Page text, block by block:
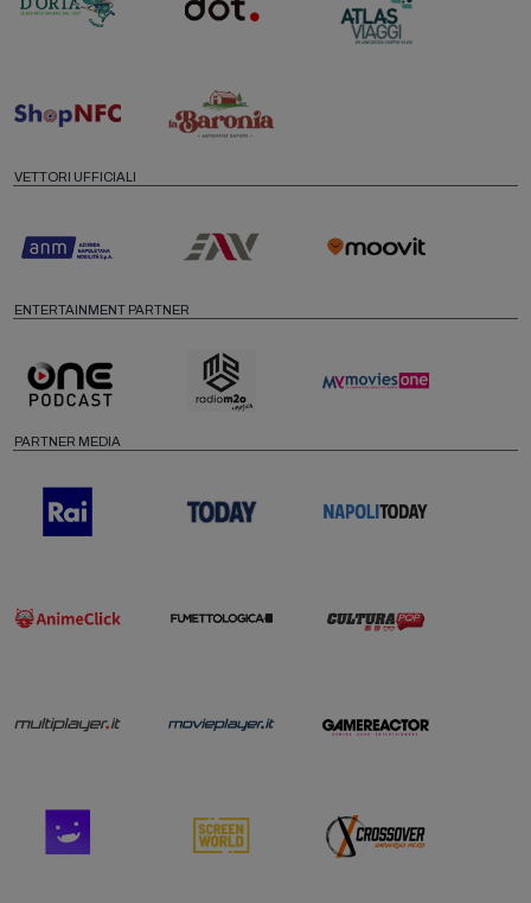
VETTORI UFFICIALI
ENTERTAINMENT PARTNER
PARTNER MEDIA